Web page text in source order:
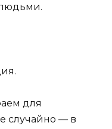
для
случайно — в